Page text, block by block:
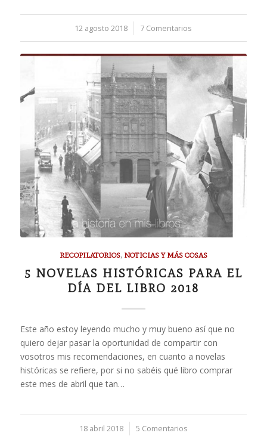
12 agosto 2018
/ 7 Comentarios
RECOPILATORIOS, NOTICIAS Y MÁS COSAS
5 NOVELAS HISTÓRICAS PARA EL
DÍA DEL LIBRO 2018
Este año estoy leyendo mucho y muy bueno así que no
quiero dejar pasar la oportunidad de compartir con
vosotros mis recomendaciones, en cuanto a novelas
históricas se refiere, por si no sabéis qué libro comprar
este mes de abril que tan…
18 abril 2018
/ 5 Comentarios